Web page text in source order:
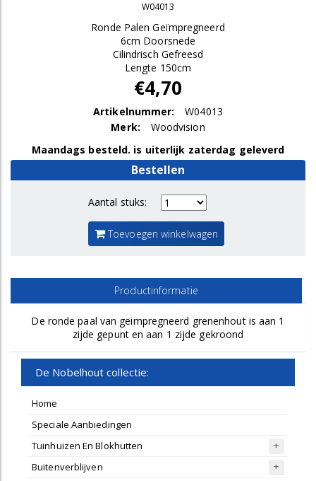
W04013
Ronde Palen Geïmpregneerd
6cm Doorsnede
Cilindrisch Gefreesd
Lengte 150cm
€4,70
Artikelnummer:
W04013
Merk:
Woodvision
Maandags besteld. is uiterlijk zaterdag geleverd
Bestellen
Aantal stuks:
Toevoegen winkelwagen
Productinformatie
De ronde paal van geimpregneerd grenenhout is aan 1
zijde gepunt en aan 1 zijde gekroond
De Nobelhout collectie:
Home
Speciale Aanbiedingen
Tuinhuizen En Blokhutten
Buitenverblijven